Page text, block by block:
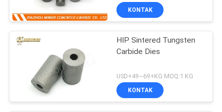
KONTAK
HIP Sintered Tungsten
Carbide Dies
USD+49~69+KG MOQ:1 KG
KONTAK